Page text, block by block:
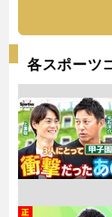
各スポーツ